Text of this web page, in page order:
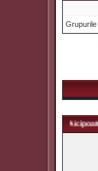
| Aici poate